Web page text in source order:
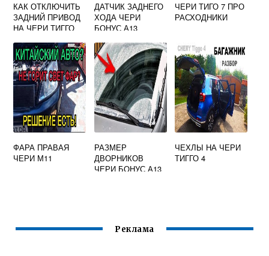
КАК ОТКЛЮЧИТЬ
ЗАДНИЙ ПРИВОД
НА ЧЕРИ ТИГГО
ДАТЧИК ЗАДНЕГО
ХОДА ЧЕРИ
БОНУС А13
ЧЕРИ ТИГО 7 ПРО
РАСХОДНИКИ
ФАРА ПРАВАЯ
ЧЕРИ М11
РАЗМЕР
ДВОРНИКОВ
ЧЕРИ БОНУС А13
ЧЕХЛЫ НА ЧЕРИ
ТИГГО 4
Реклама